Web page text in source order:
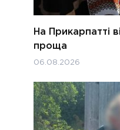
На Прикарпатті
проща
06.08.2026